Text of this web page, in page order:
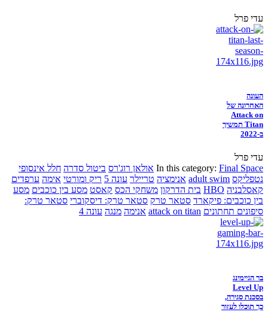
עדי פרל
העונה
האחרונה של
Attack on
Titan תמשיך
ב-2022
עדי פרל
In this category: Final Space אולאן רוג'רס ביטול סדרה חלל אינסופי
נטפליקס adult swim אנימציה טריילר עונה 5 ריק ומורטי אימה ערפדים
קאסלבניה HBO בית הדרקון משחקי הכס קאסט מסע בין כוכבים מסע
בין כוכבים: פיקארד סטאר טרק סטאר טרק: דיסקוברי סטאר טרק:
סיפונים תחתונים attack on titan אנימה מנגה עונה 4
בר הגיימינג
Level Up
בסכנת סגירה,
כך תוכלו לעזור